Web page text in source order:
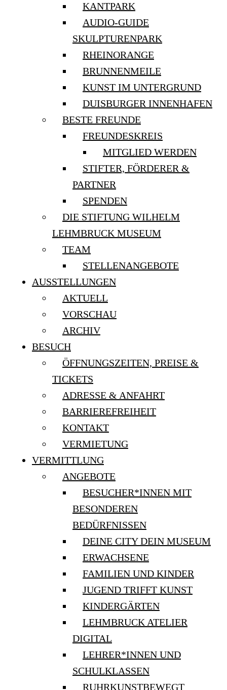
KANTPARK
AUDIO-GUIDE
SKULPTURENPARK
RHEINORANGE
BRUNNENMEILE
KUNST IM UNTERGRUND
DUISBURGER INNENHAFEN
BESTE FREUNDE
FREUNDESKREIS
MITGLIED WERDEN
STIFTER, FÖRDERER &
PARTNER
SPENDEN
DIE STIFTUNG WILHELM
LEHMBRUCK MUSEUM
TEAM
STELLENANGEBOTE
AUSSTELLUNGEN
AKTUELL
VORSCHAU
ARCHIV
BESUCH
ÖFFNUNGSZEITEN, PREISE &
TICKETS
ADRESSE & ANFAHRT
BARRIEREFREIHEIT
KONTAKT
VERMIETUNG
VERMITTLUNG
ANGEBOTE
BESUCHER*INNEN MIT
BESONDEREN
BEDÜRFNISSEN
DEINE CITY DEIN MUSEUM
ERWACHSENE
FAMILIEN UND KINDER
JUGEND TRIFFT KUNST
KINDERGÄRTEN
LEHMBRUCK ATELIER
DIGITAL
LEHRER*INNEN UND
SCHULKLASSEN
RUHRKUNSTBEWEGT